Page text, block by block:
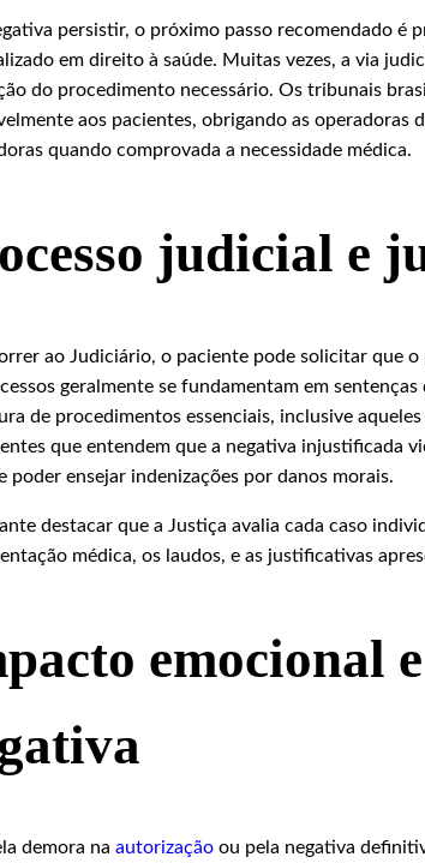
persistir, o próximo passo recomendado é
em direito à saúde. Muitas vezes, a via
do procedimento necessário. Os tribunais
aos pacientes, obrigando as operadoras
quando comprovada a necessidade médica.
judicial e
ao Judiciário, o paciente pode solicitar que
geralmente se fundamentam em
de procedimentos essenciais, inclusive
que entendem que a negativa injustificada
poder ensejar indenizações por danos morais.
destacar que a Justiça avalia cada caso
médica, os laudos, e as justificativas
emocional
demora naautorização ou pela negativa